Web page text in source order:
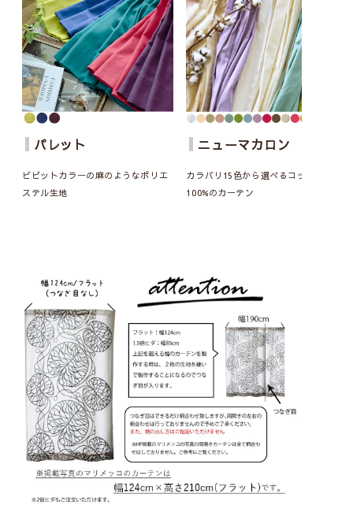
パレット
ビビットカラーの麻のようなポリエ
ステル生地
ニューマカロン
カラバリ15色から選べるコットン
100%のカーテン